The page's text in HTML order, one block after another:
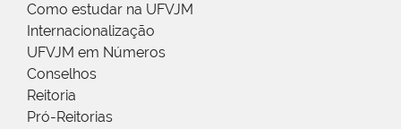
Como estudar na UFVJM
Internacionalização
UFVJM em Números
Conselhos
Reitoria
Pró-Reitorias